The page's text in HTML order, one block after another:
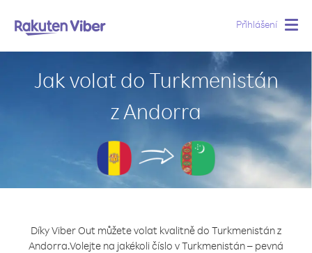
Přihlášení
Jak volat do Turkmenistán
z Andorra
Díky Viber Out můžete volat kvalitně do Turkmenistán z
Andorra.Volejte na jakékoli číslo v Turkmenistán – pevná